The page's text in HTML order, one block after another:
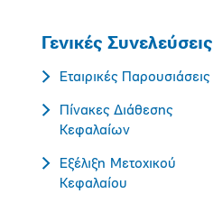
Γενικές Συνελεύσεις
Εταιρικές Παρουσιάσεις
Πίνακες Διάθεσης
Κεφαλαίων
Εξέλιξη Μετοχικού
Κεφαλαίου